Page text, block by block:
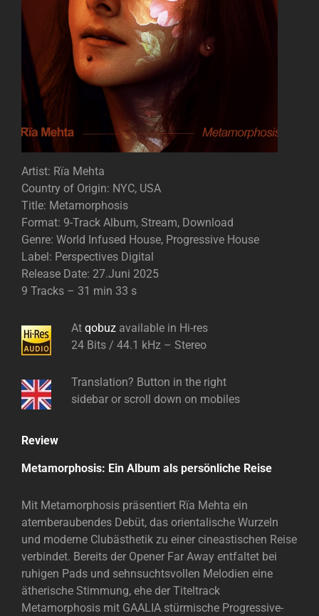
Artist: Rïa Mehta
Country of Origin: NYC, USA
Title: Metamorphosis
Format: 9-Track Album, Stream, Download
Genre: World Infused House, Progressive House
Label: Perspectives Digital
Release Date: 27.Juni 2025
9 Tracks – 31 min 33 s
At qobuz available in Hi-res
24 Bits / 44.1 kHz – Stereo
Translation? Button in the right
sidebar or scroll down on mobiles
Review
Metamorphosis: Ein Album als persönliche Reise
Mit Metamorphosis präsentiert Rïa Mehta ein
atemberaubendes Debüt, das orientalische Wurzeln
und moderne Clubästhetik zu einer cineastischen Reise
verbindet. Bereits der Opener Far Away entfaltet bei
ruhigen Pads und sehnsuchtsvollen Melodien eine
ätherische Stimmung, ehe der Titeltrack
Metamorphosis mit GAALIA stürmische Progressive-